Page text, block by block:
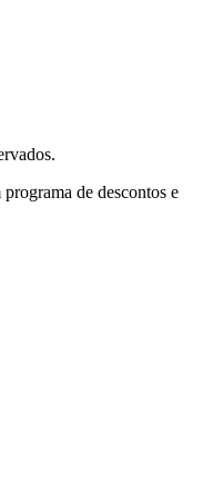
de descontos e